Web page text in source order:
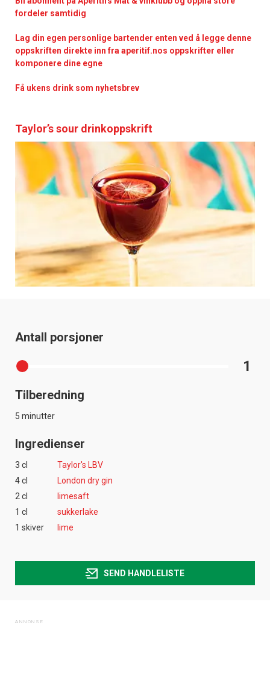
fordeler samtidig
Lag din egen personlige bartender enten ved å legge denne
oppskriften direkte inn fra aperitif.nos oppskrifter eller
komponere dine egne
Få ukens drink som nyhetsbrev
Taylor’s sour drinkoppskrift
Antall porsjoner
1
Tilberedning
5 minutter
Ingredienser
3 cl
Taylor's LBV
4 cl
London dry gin
2 cl
limesaft
1 cl
sukkerlake
1 skiver
lime
SEND HANDLELISTE